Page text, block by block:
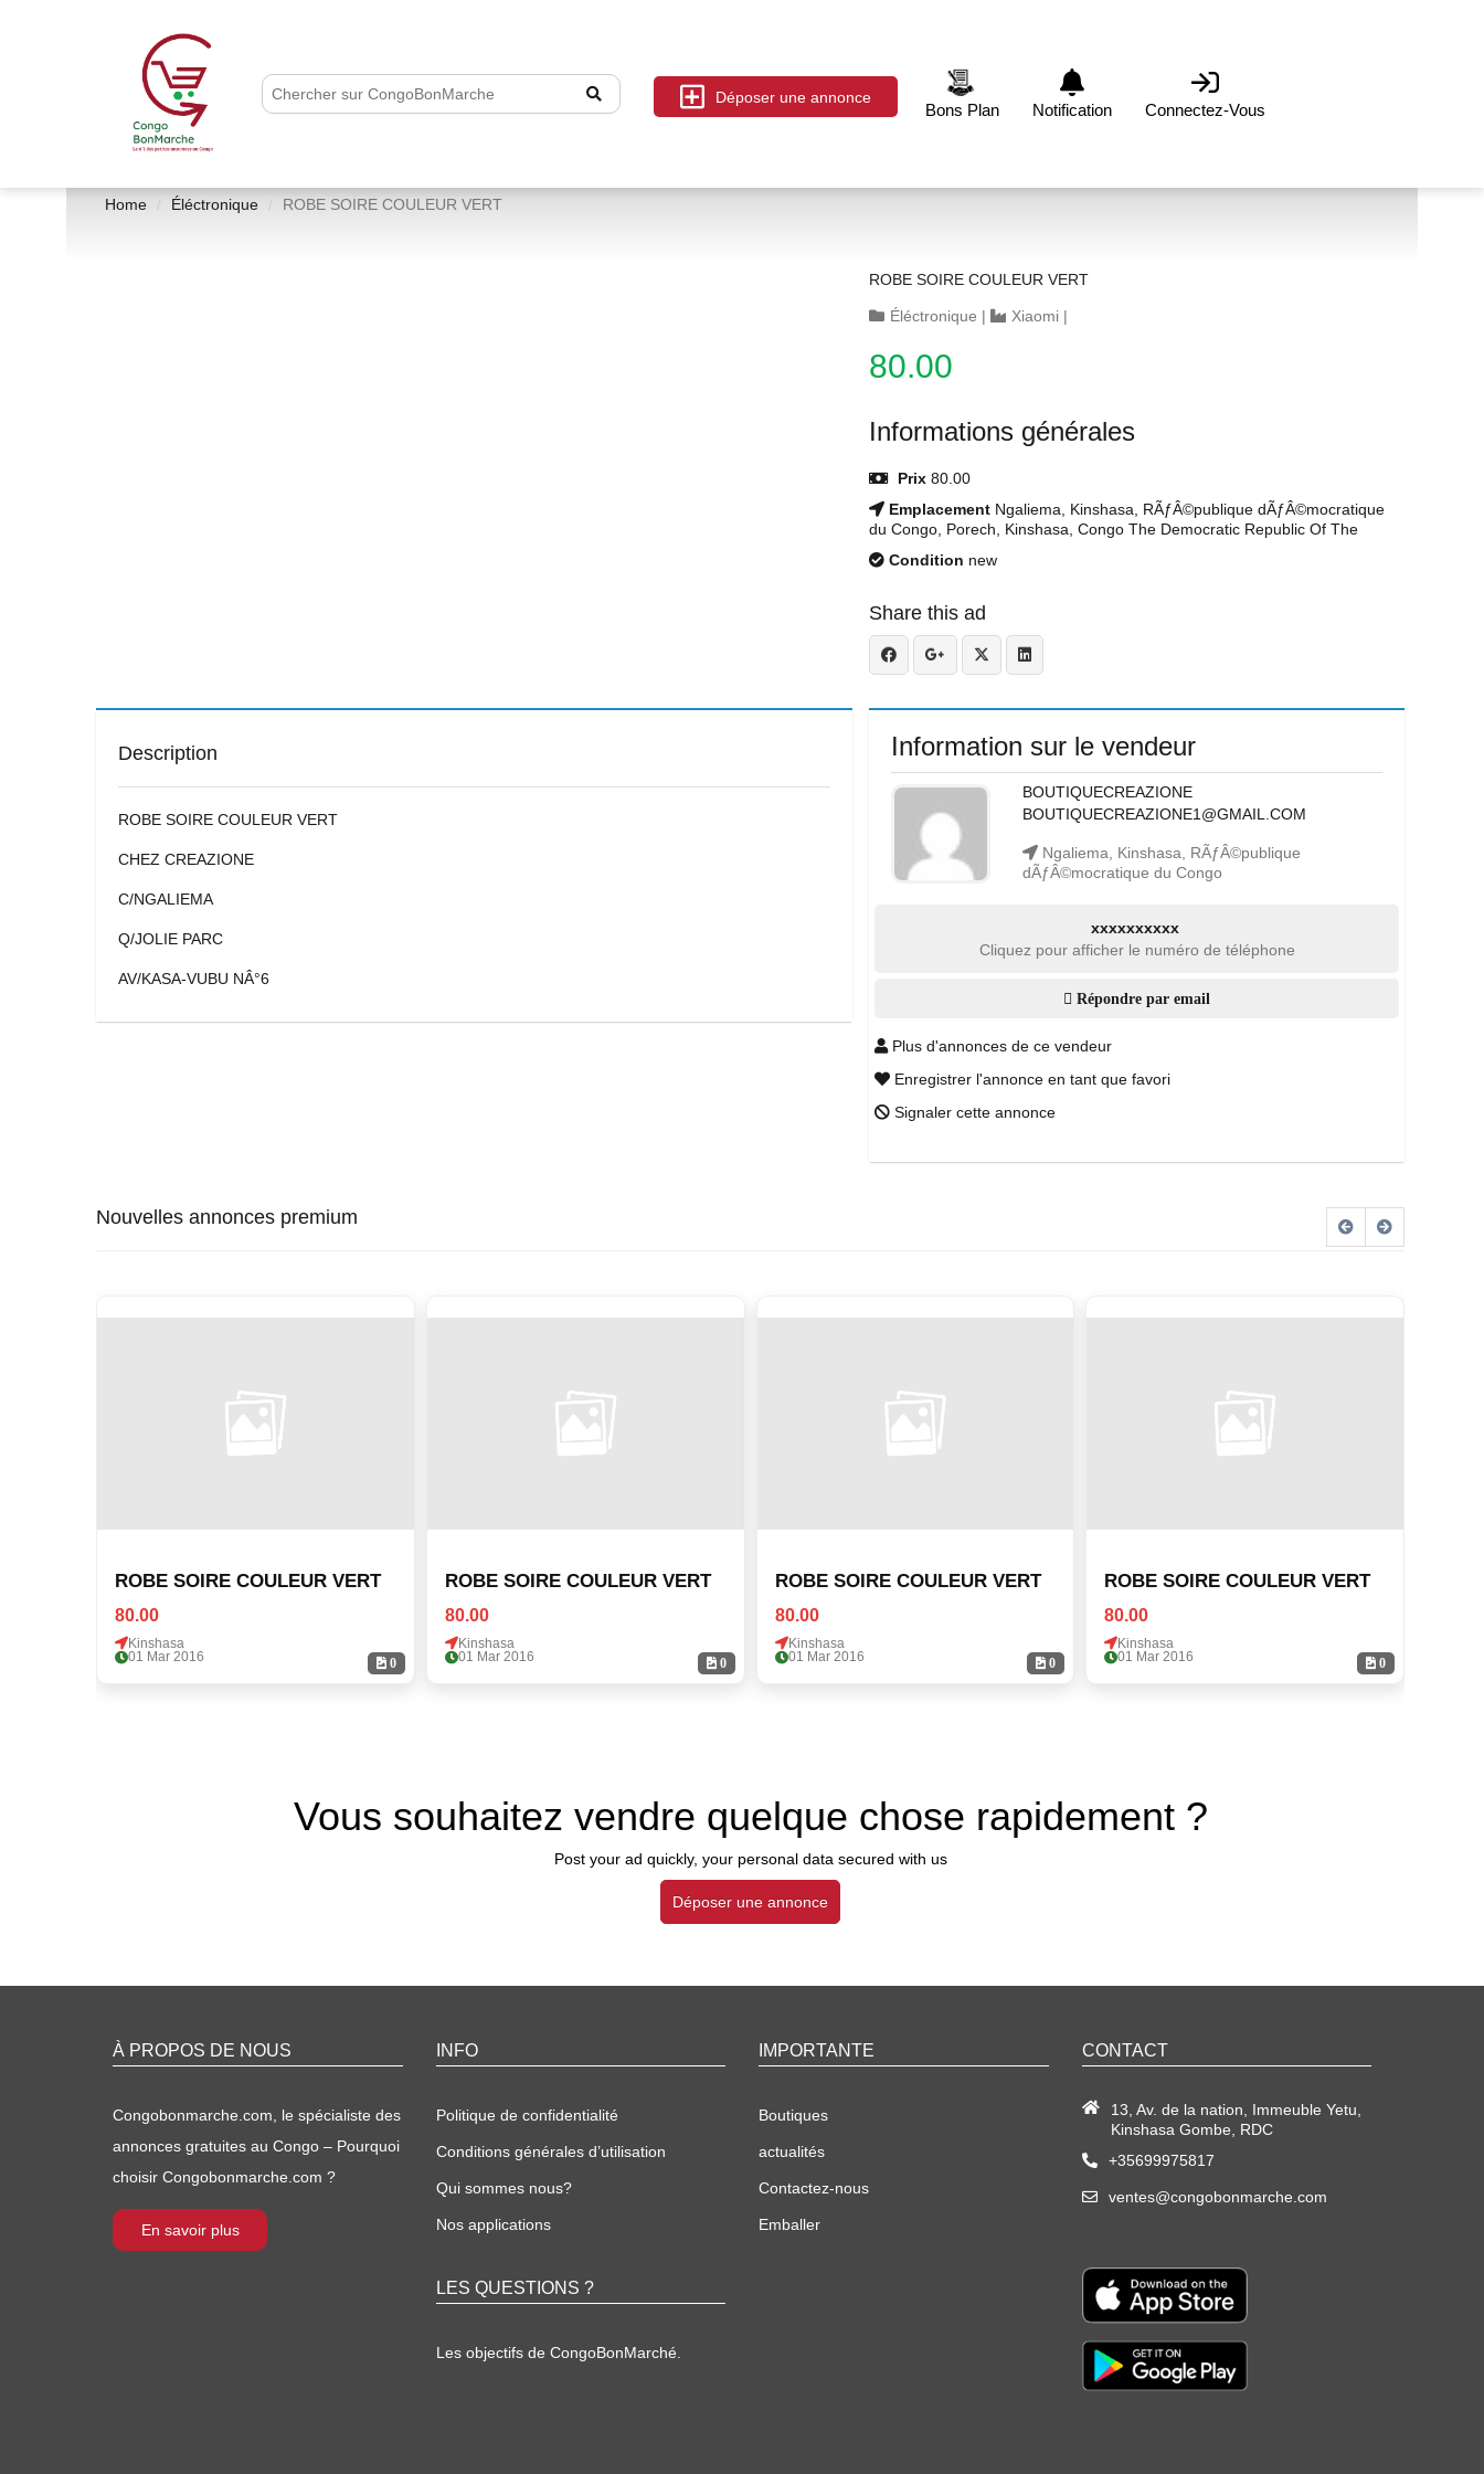
Déposer une annonce
Bons Plan Notification Connectez-Vous
Home Éléctronique ROBE SOIRE COULEUR VERT
ROBE SOIRE COULEUR VERT
Éléctronique | Xiaomi |
80.00
Informations générales
Prix 80.00
Emplacement Ngaliema, Kinshasa, RÃƒÂ©publique dÃƒÂ©mocratique
du Congo, Porech, Kinshasa, Congo The Democratic Republic Of The
Condition new
Share this ad
Description
ROBE SOIRE COULEUR VERT
CHEZ CREAZIONE
C/NGALIEMA
Q/JOLIE PARC
AV/KASA-VUBU NÂ°6
Information sur le vendeur
BOUTIQUECREAZIONE
BOUTIQUECREAZIONE1@GMAIL.COM
Ngaliema, Kinshasa, RÃƒÂ©publique
dÃƒÂ©mocratique du Congo
xxxxxxxxxx
Cliquez pour afficher le numéro de téléphone
Répondre par email
Plus d'annonces de ce vendeur
Enregistrer l'annonce en tant que favori
Signaler cette annonce
Nouvelles annonces premium
0
ROBE SOIRE COULEUR VERT
80.00
Kinshasa
01 Mar 2016
0
ROBE SOIRE COULEUR VERT
80.00
Kinshasa
01 Mar 2016
0
ROBE SOIRE COULEUR VERT
80.00
Kinshasa
01 Mar 2016
0
ROBE SOIRE COULEUR VERT
80.00
Kinshasa
01 Mar 2016
Vous souhaitez vendre quelque chose rapidement ?
Post your ad quickly, your personal data secured with us
Déposer une annonce
À PROPOS DE NOUS
Congobonmarche.com, le spécialiste des
annonces gratuites au Congo – Pourquoi
choisir Congobonmarche.com ?
En savoir plus
INFO
Politique de confidentialité
Conditions générales d’utilisation
Qui sommes nous?
Nos applications
LES QUESTIONS ?
Les objectifs de CongoBonMarché.
IMPORTANTE
Boutiques
actualités
Contactez-nous
Emballer
CONTACT
13, Av. de la nation, Immeuble Yetu,
Kinshasa Gombe, RDC
+35699975817
ventes@congobonmarche.com